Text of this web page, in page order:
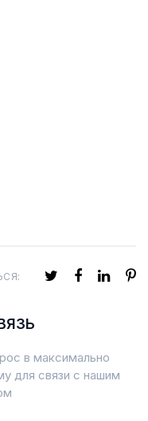
в максимально
для связи с нашим